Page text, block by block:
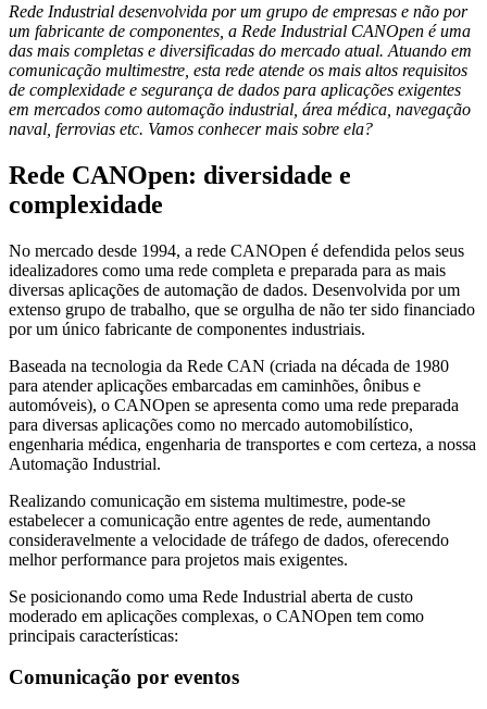
Rede Industrial desenvolvida por um grupo de empresas e não por
um fabricante de componentes, a Rede Industrial CANOpen é uma
das mais completas e diversificadas do mercado atual. Atuando em
comunicação multimestre, esta rede atende os mais altos requisitos
de complexidade e segurança de dados para aplicações exigentes
em mercados como automação industrial, área médica, navegação
naval, ferrovias etc. Vamos conhecer mais sobre ela?
Rede CANOpen: diversidade e
complexidade
No mercado desde 1994, a rede CANOpen é defendida pelos seus
idealizadores como uma rede completa e preparada para as mais
diversas aplicações de automação de dados. Desenvolvida por um
extenso grupo de trabalho, que se orgulha de não ter sido financiado
por um único fabricante de componentes industriais.
Baseada na tecnologia da Rede CAN (criada na década de 1980
para atender aplicações embarcadas em caminhões, ônibus e
automóveis), o CANOpen se apresenta como uma rede preparada
para diversas aplicações como no mercado automobilístico,
engenharia médica, engenharia de transportes e com certeza, a nossa
Automação Industrial.
Realizando comunicação em sistema multimestre, pode-se
estabelecer a comunicação entre agentes de rede, aumentando
consideravelmente a velocidade de tráfego de dados, oferecendo
melhor performance para projetos mais exigentes.
Se posicionando como uma Rede Industrial aberta de custo
moderado em aplicações complexas, o CANOpen tem como
principais características:
Comunicação por eventos